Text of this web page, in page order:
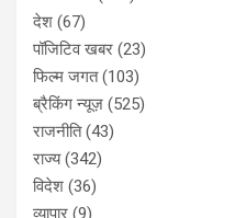
देश (67)
पॉजिटिव खबर (23)
फिल्म जगत(103)
ब्रैकिंग न्यूज़ (525)
राजनीति(43)
राज्य(342)
विदेश (36)
व्यापार (9)